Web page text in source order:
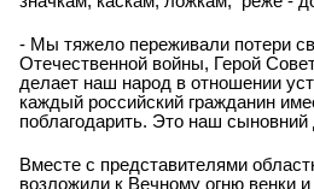
- Мы тяжело переживали потери
Отечественной войны, Герой
делает наш народ в отношении
каждый российский гражданин
поблагодарить. Это наш сыновний
Вместе с представителями
возложили к Вечному огню венки